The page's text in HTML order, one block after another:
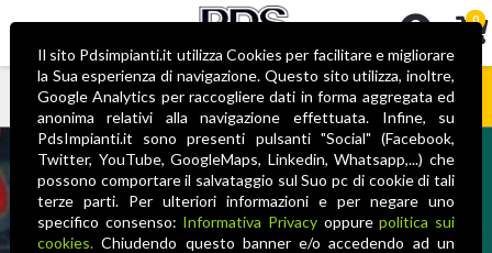
0
Nessun prodotto nel carrello
Il sito Pdsimpianti.it utilizza Cookies per facilitare e migliorare
la Sua esperienza di navigazione. Questo sito utilizza, inoltre,
Google Analytics per raccogliere dati in forma aggregata ed
anonima relativi alla navigazione effettuata. Infine, su
PdsImpianti.it sono presenti pulsanti "Social" (Facebook,
Twitter, YouTube, GoogleMaps, Linkedin, Whatsapp,...) che
possono comportare il salvataggio sul Suo pc di cookie di tali
terze parti. Per ulteriori informazioni e per negare uno
specifico consenso: Informativa Privacy oppurepolitica sui
cookies.Chiudendo questo banner e/o accedendo ad un